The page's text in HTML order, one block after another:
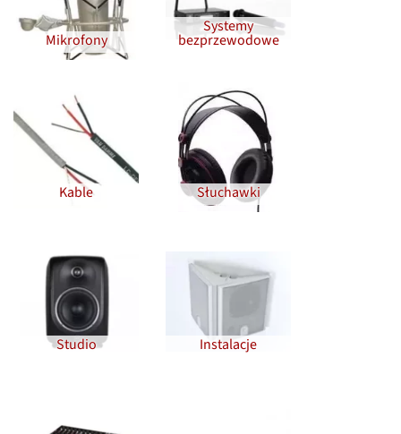
Mikrofony
Systemy
bezprzewodowe
Kable Słuchawki
Studio Instalacje